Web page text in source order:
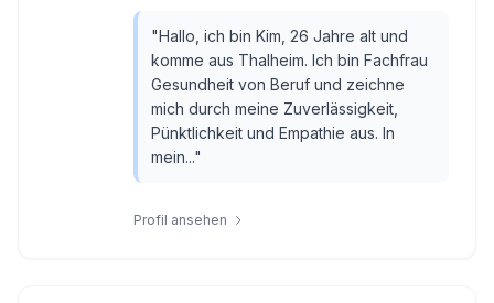
"Hallo, ich bin Kim, 26 Jahre alt und
komme aus Thalheim. Ich bin Fachfrau
Gesundheit von Beruf und zeichne
mich durch meine Zuverlässigkeit,
Pünktlichkeit und Empathie aus. In
mein..."
Profil ansehen